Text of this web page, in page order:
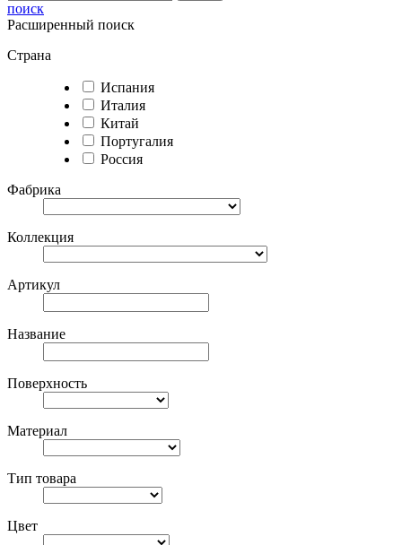
поиск
Расширенный поиск
Страна
Испания
Италия
Китай
Португалия
Россия
Фабрика
Коллекция
Артикул
Название
Поверхность
Материал
Тип товара
Цвет